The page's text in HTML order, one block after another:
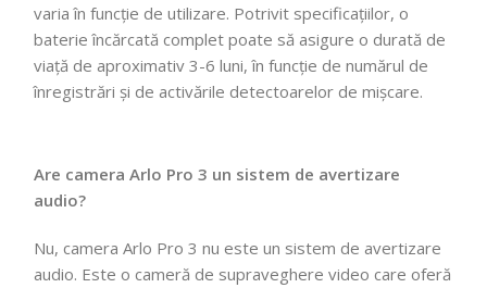
varia în funcție de utilizare. Potrivit specificațiilor, o
baterie încărcată complet poate să asigure o durată de
viață de aproximativ 3-6 luni, în funcție de numărul de
înregistrări și de activările detectoarelor de mișcare.
Are camera Arlo Pro 3 un sistem de avertizare
audio?
Nu, camera Arlo Pro 3 nu este un sistem de avertizare
audio. Este o cameră de supraveghere video care oferă